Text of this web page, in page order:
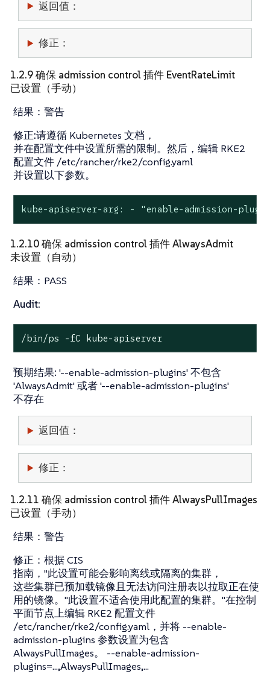
返回值：
修正：
1.2.9 确保 admission control 插件 EventRateLimit
已设置（手动）
结果： 警告
修正:请遵循 Kubernetes 文档，
并在配置文件中设置所需的限制。然后，编辑 RKE2
配置文件 /etc/rancher/rke2/config.yaml
并设置以下参数。
kube-apiserver-arg: - "enable-admission-
1.2.10 确保 admission control 插件 AlwaysAdmit
未设置（自动）
结果： PASS
Audit:
/bin/ps -fC kube-apiserver
预期结果: '--enable-admission-plugins' 不包含
'AlwaysAdmit' 或者 '--enable-admission-plugins'
不存在
返回值：
修正：
1.2.11 确保 admission control 插件 AlwaysPullImages
已设置（手动）
结果： 警告
修正： 根据 CIS
指南，"此设置可能会影响离线或隔离的集群，
这些集群已预加载镜像且无法访问注册表以拉取正在使
用的镜像。"此设置不适合使用此配置的集群。"在控制
平面节点上编辑 RKE2 配置文件
/etc/rancher/rke2/config.yaml，并将 --enable-
admission-plugins 参数设置为包含
AlwaysPullImages。 --enable-admission-
plugins=...,AlwaysPullImages,...